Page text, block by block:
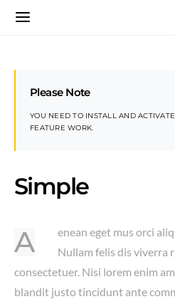
Please Note
YOU NEED TO INSTALL AND
FEATURE WORK.
Simple
Aenean eget mus orci aliquet phasellus enim.
Nullam felis dis viverra
consectetuer. Nisi lorem enim
blandit justo tincidunt ante